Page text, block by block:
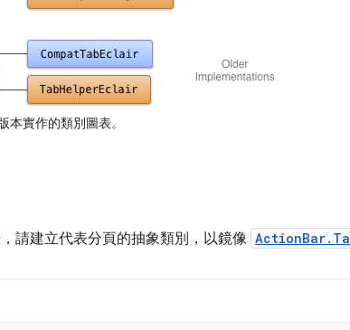
本實作的類別圖表。
請建立代表分頁的抽象類別，以鏡像